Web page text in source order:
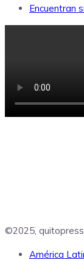
Encuentran
©2025,
América